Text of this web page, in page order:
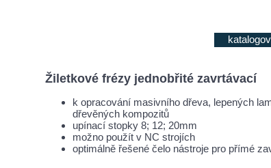
Žiletkové frézy jednobřité zavrtávací
k opracování masivního dřeva, lepených
dřevěných kompozitů
upínací stopky 8; 12; 20mm
možno použít v NC strojích
optimálně řešené čelo nástroje pro přímé